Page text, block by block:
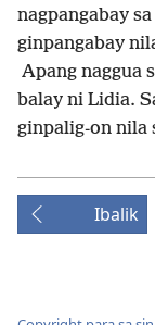
nagpangabay
ginpangabay
Apang naggua
balay ni Lidia.
ginpalig-on nila
Ibalik